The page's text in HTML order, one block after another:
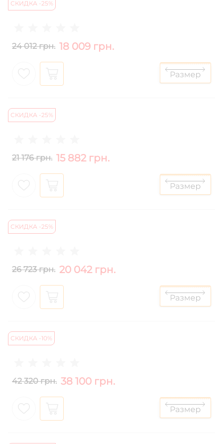
СКИДКА -25%
24 012 грн. 18 009 грн.
СКИДКА -25%
21 176 грн. 15 882 грн.
СКИДКА -25%
26 723 грн. 20 042 грн.
СКИДКА -10%
42 320 грн. 38 100 грн.